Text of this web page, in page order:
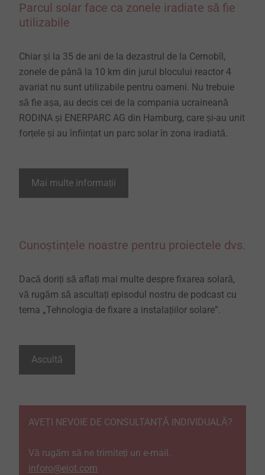
Parcul solar face ca zonele iradiate să fie
utilizabile
Chiar și la 35 de ani de la dezastrul de la Cernobîl,
zonele de până la 10 km din jurul blocului reactor 4
avariat nu sunt utilizabile pentru oameni. Nu trebuie
să fie așa, au decis cei de la compania ucraineană
RODINA și ENERPARC AG din Hamburg, care și-au unit
forțele și au înființat un parc solar în zona iradiată.
Mai multe informații
Cunoștințele noastre pentru proiectele dvs.
Dacă doriți să aflați mai multe despre fixarea solară,
vă rugăm să ascultați episodul nostru de podcast cu
tema „Tehnologia de fixare a instalațiilor solare”.
Ascultă
AVEȚI NEVOIE DE CONSULTANȚĂ INDIVIDUALĂ?
Vă rugăm să ne trimiteți un e-mail.
inforo@ejot.com